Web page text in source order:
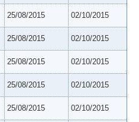
25/08/2015 02/10/2015
25/08/2015 02/10/2015
25/08/2015 02/10/2015
25/08/2015 02/10/2015
25/08/2015 02/10/2015